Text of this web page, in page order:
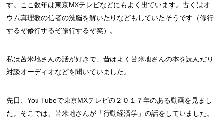
す。ここ数年は東京MXテレビなどにもよく出ています。古くはオ
ウム真理教の信者の洗脳を解いたりなどもしていたそうです（修行
するぞ修行するぞ修行するぞ笑）。
私は苫米地さんの話が好きで、昔はよく苫米地さんの本を読んだり
対談オーディオなどを聞いていました。
先日、You Tubeで東京MXテレビの２０１７年のある動画を見まし
た。そこでは、苫米地さんが「行動経済学」の話をしていました。